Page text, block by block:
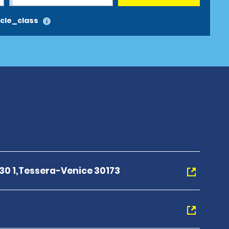
1,Tessera-Venice 30173